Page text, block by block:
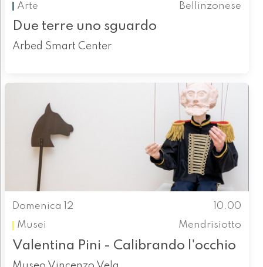
Arte
Bellinzonese
Due terre uno sguardo
Arbed Smart Center
Domenica 12
10.00
Musei
Mendrisiotto
Valentina Pini - Calibrando l'occhio